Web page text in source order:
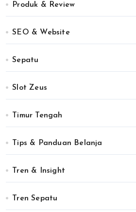
Produk & Review
SEO & Website
Sepatu
Slot Zeus
Timur Tengah
Tips & Panduan Belanja
Tren & Insight
Tren Sepatu